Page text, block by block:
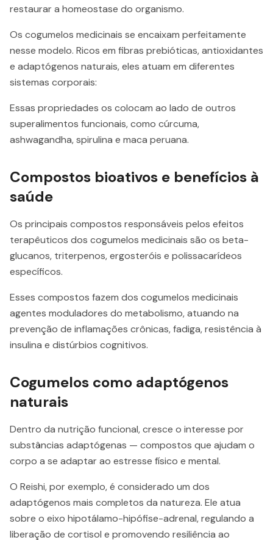
restaurar a homeostase do organismo.
Os cogumelos medicinais se encaixam perfeitamente
nesse modelo. Ricos em fibras prebióticas, antioxidantes
e adaptógenos naturais, eles atuam em diferentes
sistemas corporais:
Essas propriedades os colocam ao lado de outros
superalimentos funcionais, como cúrcuma,
ashwagandha, spirulina e maca peruana.
Compostos bioativos e benefícios à
saúde
Os principais compostos responsáveis pelos efeitos
terapêuticos dos cogumelos medicinais são os beta-
glucanos, triterpenos, ergosteróis e polissacarídeos
específicos.
Esses compostos fazem dos cogumelos medicinais
agentes moduladores do metabolismo, atuando na
prevenção de inflamações crônicas, fadiga, resistência à
insulina e distúrbios cognitivos.
Cogumelos como adaptógenos
naturais
Dentro da nutrição funcional, cresce o interesse por
substâncias adaptógenas — compostos que ajudam o
corpo a se adaptar ao estresse físico e mental.
O Reishi, por exemplo, é considerado um dos
adaptógenos mais completos da natureza. Ele atua
sobre o eixo hipotálamo-hipófise-adrenal, regulando a
liberação de cortisol e promovendo resiliência ao